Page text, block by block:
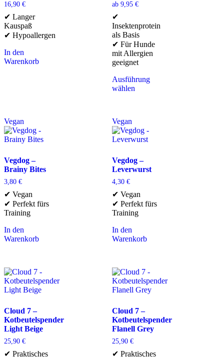
16,90 €
✔ Langer
Kauspaß
✔ Hypoallergen
In den
Warenkorb
ab 9,95 €
✔
Insektenprotein
als Basis
✔ Für Hunde
mit Allergien
geeignet
Ausführung
wählen
Vegan
Vegdog –
Brainy Bites
3,80 €
✔ Vegan
✔ Perfekt fürs
Training
In den
Warenkorb
Vegan
Vegdog –
Leverwurst
4,30 €
✔ Vegan
✔ Perfekt fürs
Training
In den
Warenkorb
Cloud 7 –
Kotbeutelspender
Light Beige
25,90 €
✔ Praktisches
Cloud 7 –
Kotbeutelspender
Flanell Grey
25,90 €
✔ Praktisches